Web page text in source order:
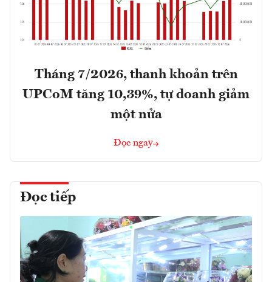
Tháng 7/2026, thanh khoản trên
UPCoM tăng 10,39%, tự doanh giảm
một nửa
Đọc ngay
Đọc tiếp